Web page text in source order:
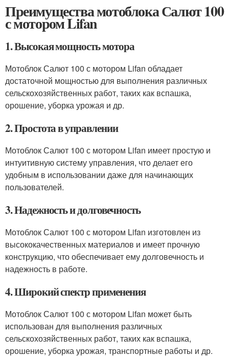
Преимущества мотоблока Салют 100
с мотором Lifan
1. Высокая мощность мотора
Мотоблок Салют 100 с мотором Lifan обладает
достаточной мощностью для выполнения различных
сельскохозяйственных работ, таких как вспашка,
орошение, уборка урожая и др.
2. Простота в управлении
Мотоблок Салют 100 с мотором Lifan имеет простую и
интуитивную систему управления, что делает его
удобным в использовании даже для начинающих
пользователей.
3. Надежность и долговечность
Мотоблок Салют 100 с мотором Lifan изготовлен из
высококачественных материалов и имеет прочную
конструкцию, что обеспечивает ему долговечность и
надежность в работе.
4. Широкий спектр применения
Мотоблок Салют 100 с мотором Lifan может быть
использован для выполнения различных
сельскохозяйственных работ, таких как вспашка,
орошение, уборка урожая, транспортные работы и др.